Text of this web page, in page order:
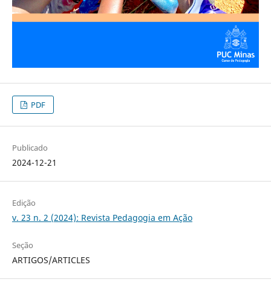
PDF
Publicado
2024-12-21
Edição
v. 23 n. 2 (2024): Revista Pedagogia em Ação
Seção
ARTIGOS/ARTICLES